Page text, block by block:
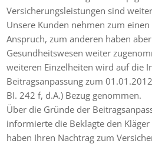
Versicherungsleistungen sind
Unsere Kunden nehmen zum
Anspruch, zum anderen haben
Gesundheitswesen weiter
weiteren Einzelheiten wird auf die
Beitragsanpassung zum
BI. 242 f, d.A.) Bezug genommen.
Über die Gründe der
informierte die Beklagte den
haben Ihren Nachtrag zum